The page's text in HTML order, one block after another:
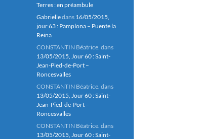
Terres : en préambule
Gabrielledans 16/05/2015,
jour 63 : Pamplona – Puente la
Reina
CONSTANTIN Béatrice. dans
13/05/2015, Jour 60 : Saint-
Jean-Pied-de-Port –
Roncesvalles
CONSTANTIN Béatrice. dans
13/05/2015, Jour 60 : Saint-
Jean-Pied-de-Port –
Roncesvalles
CONSTANTIN Béatrice. dans
13/05/2015, Jour 60 : Saint-